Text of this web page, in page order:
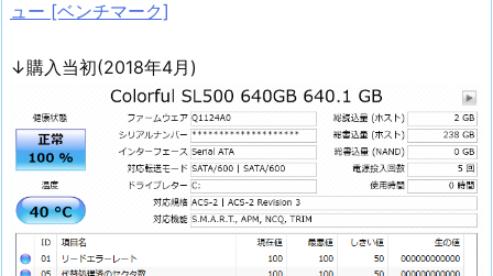
ュー [ベンチマーク]
↓購入当初(2018年4月)